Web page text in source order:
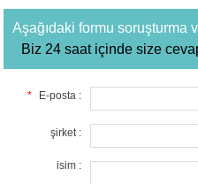
Aşağıdaki formu soruşturma
Biz 24 saat içinde size
* E-posta :
şirket :
isim :